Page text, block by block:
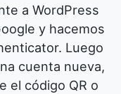
a WordPress
y hacemos
Luego
cuenta nueva,
el código QR o